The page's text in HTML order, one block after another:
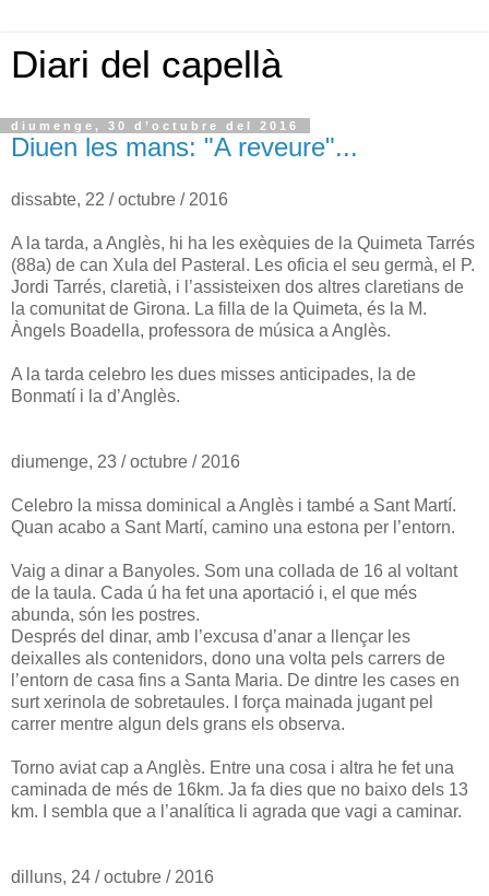
Diari del capellà
diumenge, 30 d’octubre del 2016
Diuen les mans: "A reveure"...
dissabte, 22 / octubre / 2016
A la tarda, a Anglès, hi ha les exèquies de la Quimeta Tarrés
(88a) de can Xula del Pasteral. Les oficia el seu germà, el P.
Jordi Tarrés, claretià, i l’assisteixen dos altres claretians de
la comunitat de Girona. La filla de la Quimeta, és la M.
Àngels Boadella, professora de música a Anglès.
A la tarda celebro les dues misses anticipades, la de
Bonmatí i la d’Anglès.
diumenge, 23 / octubre / 2016
Celebro la missa dominical a Anglès i també a Sant Martí.
Quan acabo a Sant Martí, camino una estona per l’entorn.
Vaig a dinar a Banyoles. Som una collada de 16 al voltant
de la taula. Cada ú ha fet una aportació i, el que més
abunda, són les postres.
Després del dinar, amb l’excusa d’anar a llençar les
deixalles als contenidors, dono una volta pels carrers de
l’entorn de casa fins a Santa Maria. De dintre les cases en
surt xerinola de sobretaules. I força mainada jugant pel
carrer mentre algun dels grans els observa.
Torno aviat cap a Anglès. Entre una cosa i altra he fet una
caminada de més de 16km. Ja fa dies que no baixo dels 13
km. I sembla que a l’analítica li agrada que vagi a caminar.
dilluns, 24 / octubre / 2016